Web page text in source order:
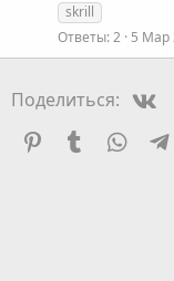
skrill
Ответы 2 5 Мар
Поделиться:
Pinterest
Tumblr